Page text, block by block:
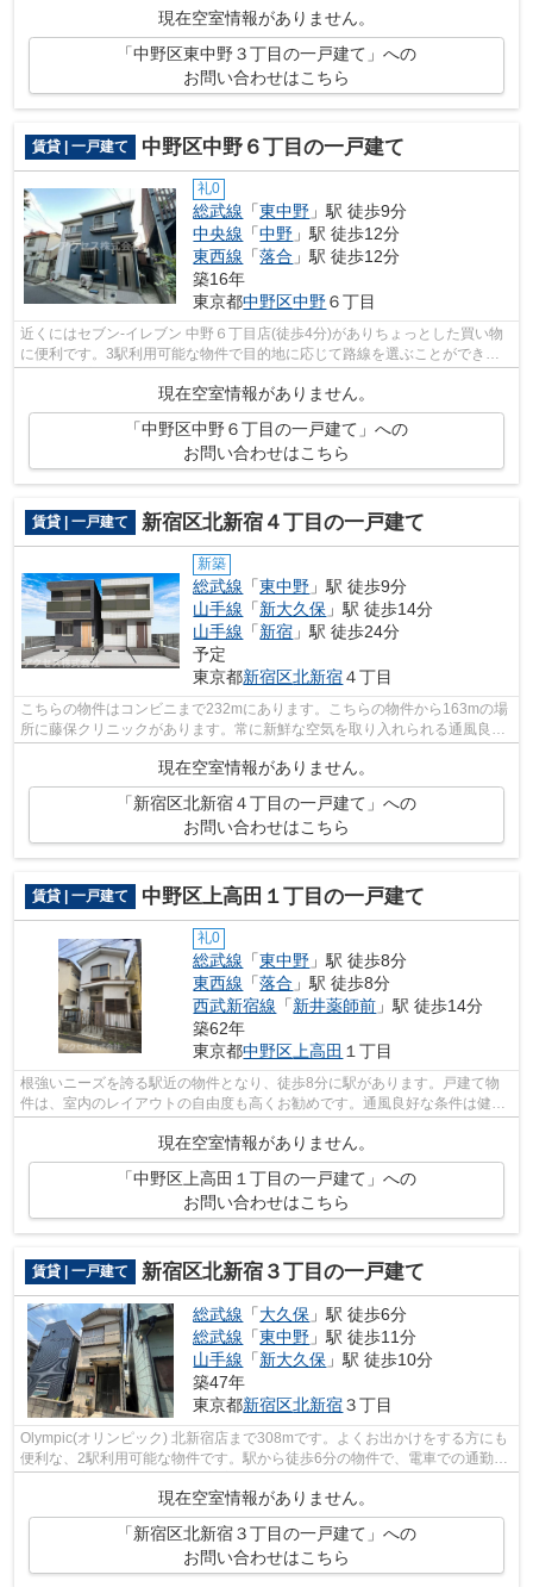
現在空室情報がありません。
「中野区東中野３丁目の一戸建て」への
お問い合わせはこちら
賃貸 | 一戸建て 中野区中野６丁目の一戸建て
礼0
総武線 「東中野 」駅 徒歩9分
中央線 「中野 」駅 徒歩12分
東西線 「落合 」駅 徒歩12分
築16年
東京都中野区中野６丁目
近くにはセブン‐イレブン 中野６丁目店(徒歩4分)がありちょっとした買い物
に便利です。3駅利用可能な物件で目的地に応じて路線を選ぶことができま
現在空室情報がありません。
「中野区中野６丁目の一戸建て」への
お問い合わせはこちら
賃貸 | 一戸建て 新宿区北新宿４丁目の一戸建て
新築
総武線 「東中野 」駅 徒歩9分
山手線 「新大久保 」駅 徒歩14分
山手線 「新宿 」駅 徒歩24分
予定
東京都新宿区北新宿４丁目
こちらの物件はコンビニまで232mにあります。こちらの物件から163mの場
所に藤保クリニックがあります。常に新鮮な空気を取り入れられる通風良好
な間取りの物件。2025年築の物件となっ...
現在空室情報がありません。
「新宿区北新宿４丁目の一戸建て」への
お問い合わせはこちら
賃貸 | 一戸建て 中野区上高田１丁目の一戸建て
礼0
総武線 「東中野 」駅 徒歩8分
東西線 「落合 」駅 徒歩8分
西武新宿線 「新井薬師前 」駅 徒歩14分
築62年
東京都中野区 上高田 １丁目
根強いニーズを誇る駅近の物件となり、徒歩8分に駅があります。戸建て物
件は、室内のレイアウトの自由度も高くお勧めです。通風良好な条件は健康
現在空室情報がありません。
「中野区上高田１丁目の一戸建て」への
お問い合わせはこちら
賃貸 | 一戸建て 新宿区北新宿３丁目の一戸建て
総武線 「大久保 」駅 徒歩6分
総武線 「東中野 」駅 徒歩11分
山手線 「新大久保 」駅 徒歩10分
築47年
東京都新宿区北新宿３丁目
Olympic(オリンピック) 北新宿店まで308mです。よくお出かけをする方にも
便利な、2駅利用可能な物件です。駅から徒歩6分の物件で、電車での通勤に
現在空室情報がありません。
「新宿区北新宿３丁目の一戸建て」への
お問い合わせはこちら